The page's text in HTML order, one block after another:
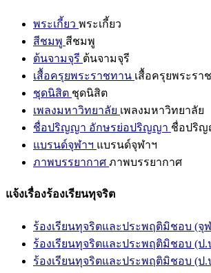
พระเกี้ยว พระเกี้ยว
สีชมพู สีชมพู
ต้นจามจุรี ต้นจามจุรี
เสื้อครุยพระราชทาน เสื้อครุยพระรา
ชุดนิสิต ชุดนิสิต
เพลงมหาวิทยาลัย เพลงมหาวิทยาลัย
ชื่อปริญญา อักษรย่อปริญญา ชื่อปริญ
แบรนด์จุฬาฯ แบรนด์จุฬาฯ
ภาพบรรยากาศ ภาพบรรยากาศ
แจ้งเรื่องร้องเรียนทุจริต
ร้องเรียนทุจริตและประพฤติมิชอบ (จุ
ร้องเรียนทุจริตและประพฤติมิชอบ (ป.
ร้องเรียนทุจริตและประพฤติมิชอบ (ป.